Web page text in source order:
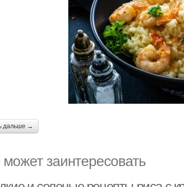
дальше →
заинтересовать